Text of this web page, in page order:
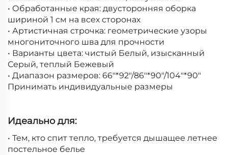
• Обработанные края: двусторонняя оборка
шириной 1 см на всех сторонах
• Артистичная строчка: геометрические узоры
многониточного шва для прочности
• Варианты цвета: чистый Белый, изысканный
Серый, теплый Бежевый
• Диапазон размеров: 66"*92"/86"*90"/104"*90"
Принимать индивидуальные размеры
Идеально для:
• Тем, кто спит тепло, требуется дышащее летнее
постельное белье